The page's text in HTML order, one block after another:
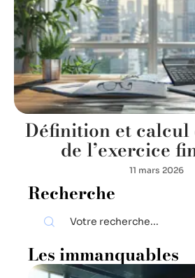
Définition et
de l’exercice
11 mars 2026
Recherche
Les immanquables